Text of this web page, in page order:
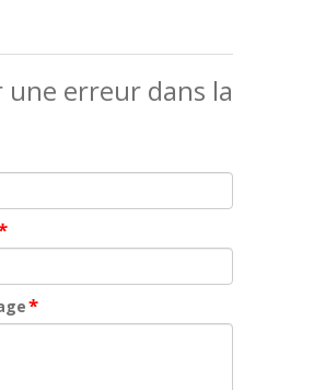
une erreur dans la
*